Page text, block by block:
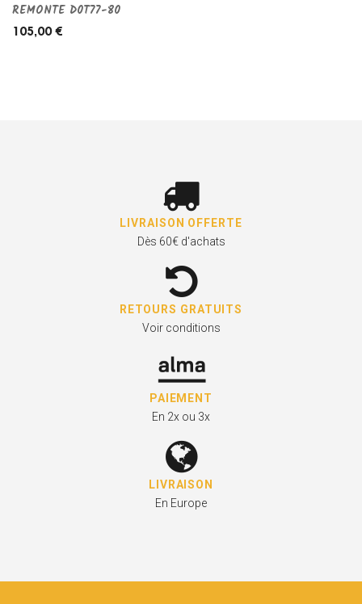
REMONTE D0T77-80
105,00 €
LIVRAISON OFFERTE
Dès 60€ d'achats
RETOURS GRATUITS
Voir conditions
PAIEMENT
En 2x ou 3x
LIVRAISON
En Europe